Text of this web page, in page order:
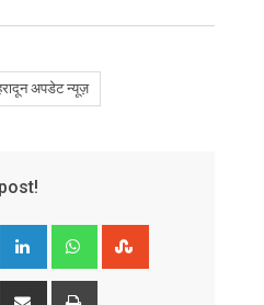
अपडेट न्यूज़
Google+ LinkedIn Whatsapp
Reddit
Share